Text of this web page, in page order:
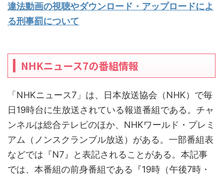
違法動画の視聴やダウンロード・アップロードによ
る刑事罰について
NHKニュース7の番組情報
「NHKニュース7」は、日本放送協会（NHK）で毎
日19時台に生放送されている報道番組である。チャ
ンネルは総合テレビのほか、NHKワールド・プレミ
アム（ノンスクランブル放送）がある。一部番組表
などでは『N7』と表記されることがある。本記事
では、本番組の前身番組である『19時（午後7時・